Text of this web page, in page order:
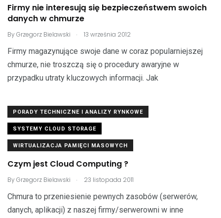
Firmy nie interesują się bezpieczeństwem swoich
danych w chmurze
ByGrzegorz Bielawski . 13 września 2012
Firmy magazynujące swoje dane w coraz popularniejszej
chmurze, nie troszczą się o procedury awaryjne w
przypadku utraty kluczowych informacji. Jak
PORADY TECHNICZNE I ANALIZY RYNKOWE
SYSTEMY CLOUD STORAGE
WIRTUALIZACJA PAMIĘCI MASOWYCH
Czym jest Cloud Computing ?
ByGrzegorz Bielawski . 23 listopada 2011
Chmura to przeniesienie pewnych zasobów (serwerów,
danych, aplikacji) z naszej firmy/serwerowni w inne